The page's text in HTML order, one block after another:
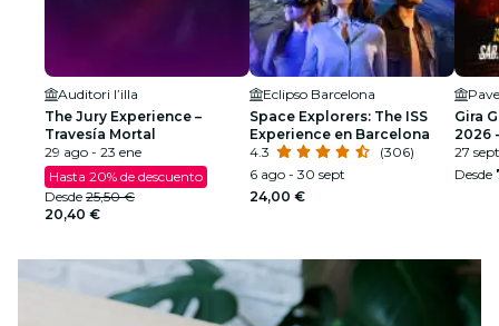
Auditori l’illa
The Jury Experience –
Travesía Mortal
29 ago - 23 ene
Hasta 20% de descuento
Desde 25,50 €
20,40 €
Eclipso Barcelona
Space Explorers: The ISS
Experience en Barcelona
4.3
(306)
6 ago - 30 sept
24,00 €
Gira
2026
27 sept
Desde